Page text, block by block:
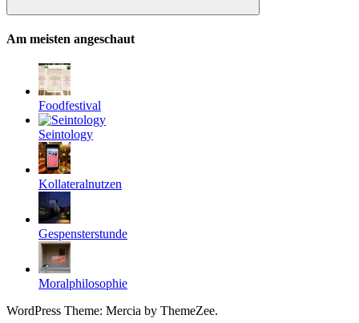
Suchen
Am meisten angeschaut
Foodfestival
Seintology
Kollateralnutzen
Gespensterstunde
Moralphilosophie
WordPress Theme: Mercia by ThemeZee.